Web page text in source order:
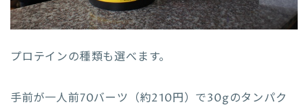
プロテインの種類も選べます。
手前が一人前70バーツ（約210円）で30gのタンパク